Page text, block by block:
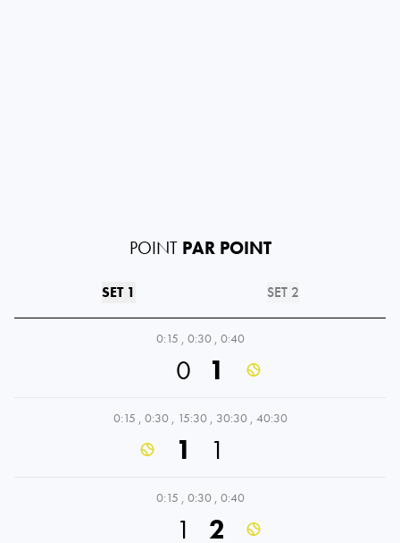
POINT PAR POINT
SET 1 SET 2
0:15 , 0:30 , 0:40
0 1
0:15 , 0:30 , 15:30 , 30:30 , 40:30
1 1
0:15 , 0:30 , 0:40
1 2